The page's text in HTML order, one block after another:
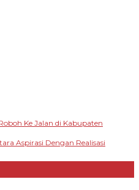
Ke Jalan di Kabupaten
Aspirasi Dengan Realisasi